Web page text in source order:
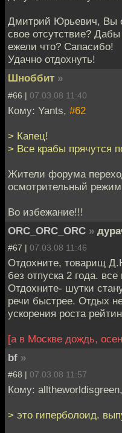
Дмитрий Юрьевич, Вы
свое отсутствие?
ежели что? Сапасибо!
Удачно отдохнуть!
Шноббит »
#66 | 07.03.08 11:40
Кому: Yants, #62
> Капец!
> Все крабы прячутся
Жители форума
осмотрительный
Во избежание!!!
ORC_ORC_ORC »
#67 | 07.03.08 11:46
Отдохните, товарищ
без отпуска 2 года.
Отдохните- шутки
речи быстрее. Отдых
ускорения роста
[а в Москве дождь,
bf »
#68 | 07.03.08 11:57
Кому: alltheworldisgreen,
> это гиперболоид.